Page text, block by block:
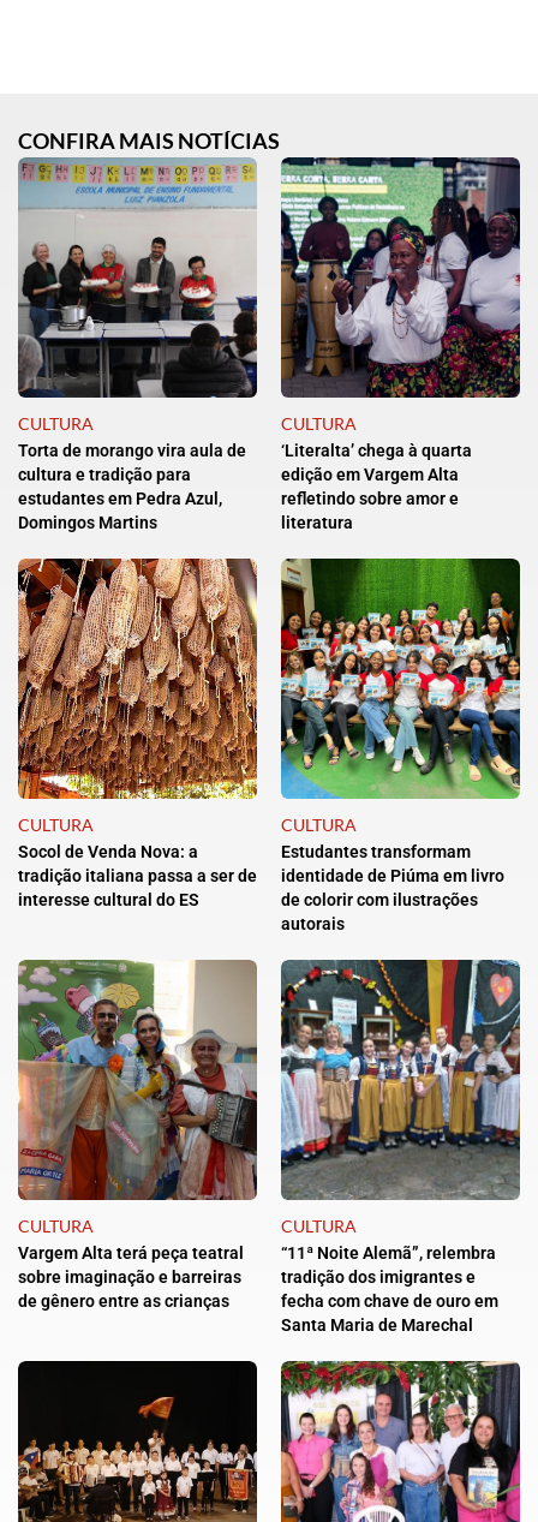
CONFIRA MAIS NOTÍCIAS
CULTURA
Torta de morango vira aula de
cultura e tradição para
estudantes em Pedra Azul,
Domingos Martins
CULTURA
‘Literalta’ chega à quarta
edição em Vargem Alta
refletindo sobre amor e
literatura
CULTURA
Socol de Venda Nova: a
tradição italiana passa a ser de
interesse cultural do ES
CULTURA
Estudantes transformam
identidade de Piúma em livro
de colorir com ilustrações
autorais
CULTURA
Vargem Alta terá peça teatral
sobre imaginação e barreiras
de gênero entre as crianças
CULTURA
“11ª Noite Alemã”, relembra
tradição dos imigrantes e
fecha com chave de ouro em
Santa Maria de Marechal